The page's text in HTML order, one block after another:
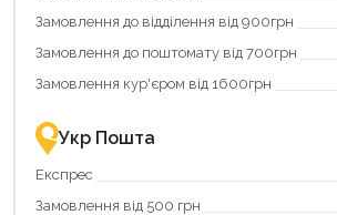
переваги!
картою
єКнига
–
зручно
та
Замовлення до відділення від 900грн
Замовлення до поштомату від 700грн
Замовлення кур'єром від 1600грн
Укр Пошта
Експрес
Замовлення від 500 грн